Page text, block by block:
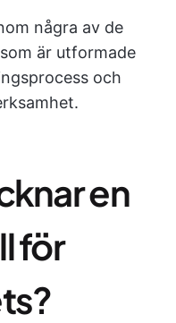
några av de
som är utformade
och
en
för